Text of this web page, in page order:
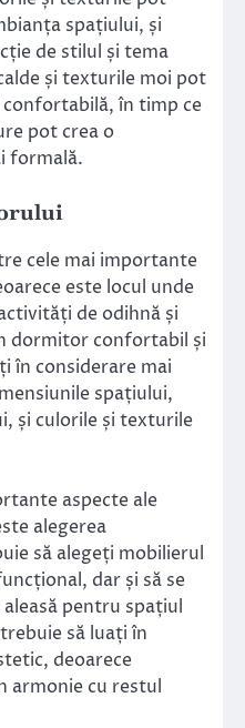
spațiului, și
de stilul și tema
și texturile moi pot
în timp ce
pot crea o
formală.
cele mai importante
este locul unde
de odihnă și
dormitor confortabil și
în considerare mai
spațiului,
și culorile și texturile
aspecte ale
alegerea
să alegeți mobilierul
dar și să se
pentru spațiul
să luați în
deoarece
armonie cu restul